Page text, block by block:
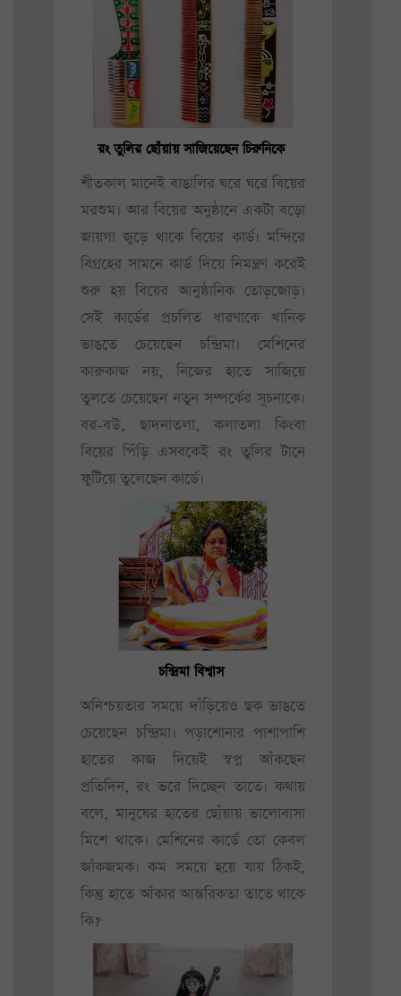
রং তুলির ছোঁয়ায় সাজিয়েছেন চিরুনিকে
শীতকাল মানেই বাঙালির ঘরে ঘরে বিয়ের
মরশুম। আর বিয়ের অনুষ্ঠানে একটা বড়ো
জায়গা জুড়ে থাকে বিয়ের কার্ড। মন্দিরে
বিগ্রহের সামনে কার্ড দিয়ে নিমন্ত্রণ করেই
শুরু হয় বিয়ের আনুষ্ঠানিক তোড়জোড়।
সেই কার্ডের প্রচলিত ধারণাকে খানিক
ভাঙতে চেয়েছেন চন্দ্রিমা। মেশিনের
কারুকাজ নয়, নিজের হাতে সাজিয়ে
তুলতে চেয়েছেন নতুন সম্পর্কের সূচনাকে।
বর-বউ, ছাদনাতলা, কলাতলা কিংবা
বিয়ের পিঁড়ি এসবকেই রং তুলির টানে
ফুটিয়ে তুলেছেন কার্ডে।
চন্দ্রিমা বিশ্বাস
অনিশ্চয়তার সময়ে দাঁড়িয়েও ছক ভাঙতে
চেয়েছেন চন্দ্রিমা। পড়াশোনার পাশাপাশি
হাতের কাজ দিয়েই স্বপ্ন আঁকছেন
প্রতিদিন, রং ভরে দিচ্ছেন তাতে। কথায়
বলে, মানুষের হাতের ছোঁয়ায় ভালোবাসা
মিশে থাকে। মেশিনের কার্ডে তো কেবল
জাঁকজমক। কম সময়ে হয়ে যায় ঠিকই,
কিন্তু হাতে আঁকার আন্তরিকতা তাতে থাকে
কি?